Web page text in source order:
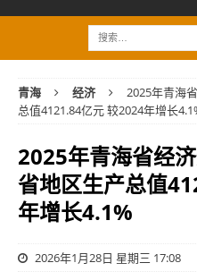
青海 经济
2025年青海
总值4121.84亿元 较2024年增长
2025年青海省经
省地区生产总值
年增长4.1%
2026年1月28日 星期三 17:08